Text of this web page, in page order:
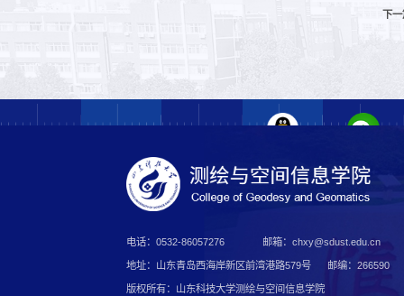
下一
电话：0532-86057276 邮箱：chxy@sdust.edu.cn
地址：山东青岛西海岸新区前湾港路579号 邮编：266590
版权所有：山东科技大学测绘与空间信息学院